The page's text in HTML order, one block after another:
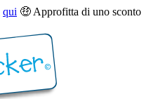
qui 🤑 Approfitta di uno sconto